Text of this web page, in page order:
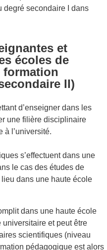
degré secondaire I dans
et
écoles de
formation
II)
d’enseigner dans les
une filière disciplinaire
à l’université.
s’effectuent dans une
le cas des études de
dans une haute école
dans une haute école
et peut être
scientifiques (niveau
pédagogique est alors